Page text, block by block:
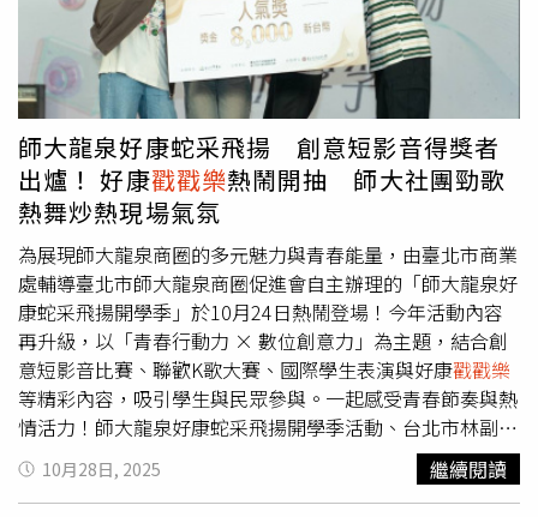
師大龍泉好康蛇采飛揚 創意短影音得獎者
出爐！ 好康戳戳樂熱鬧開抽 師大社團勁歌
熱舞炒熱現場氣氛
為展現師大龍泉商圈的多元魅力與青春能量，由臺北市商業
處輔導臺北市師大龍泉商圈促進會自主辦理的「師大龍泉好
康蛇采飛揚開學季」於10月24日熱鬧登場！今年活動內容
再升級，以「青春行動力 × 數位創意力」為主題，結合創
意短影音比賽、聯歡K歌大賽、國際學生表演與好康戳戳樂
等精彩內容，吸引學生與民眾參與。一起感受青春節奏與熱
情活力！師大龍泉好康蛇采飛揚開學季活動、台北市林副市
長合影。(圖片提供／師大龍泉商圈)臺北市政府林奕華副市
長表示，師大龍泉商圈向來是青年與國際學生最愛聚集的生
10月28日, 2025 繼續閱讀